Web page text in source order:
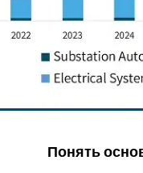
Понять